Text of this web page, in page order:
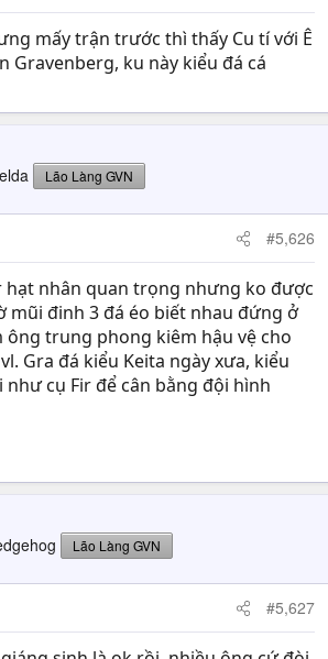
mấy trận trước thì thấy Cu tí với Ê
Gravenberg, ku này kiểu đá cá
Lão Làng GVN
#5,626
hạt nhân quan trọng nhưng ko được
mũi đinh 3 đá éo biết nhau đứng ở
ông trung phong kiêm hậu vệ cho
Gra đá kiểu Keita ngày xưa, kiểu
cụ Fir để cân bằng đội hình
Lão Làng GVN
#5,627